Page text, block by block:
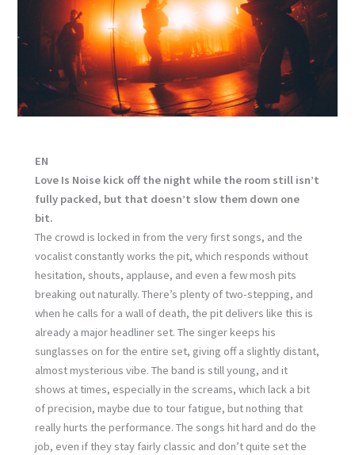
EN
Love Is Noise kick off the night while the room still isn’t
fully packed, but that doesn’t slow them down one
bit.
The crowd is locked in from the very first songs, and the
vocalist constantly works the pit, which responds without
hesitation, shouts, applause, and even a few mosh pits
breaking out naturally. There’s plenty of two-stepping, and
when he calls for a wall of death, the pit delivers like this is
already a major headliner set. The singer keeps his
sunglasses on for the entire set, giving off a slightly distant,
almost mysterious vibe. The band is still young, and it
shows at times, especially in the screams, which lack a bit
of precision, maybe due to tour fatigue, but nothing that
really hurts the performance. The songs hit hard and do the
job, even if they stay fairly classic and don’t quite set the